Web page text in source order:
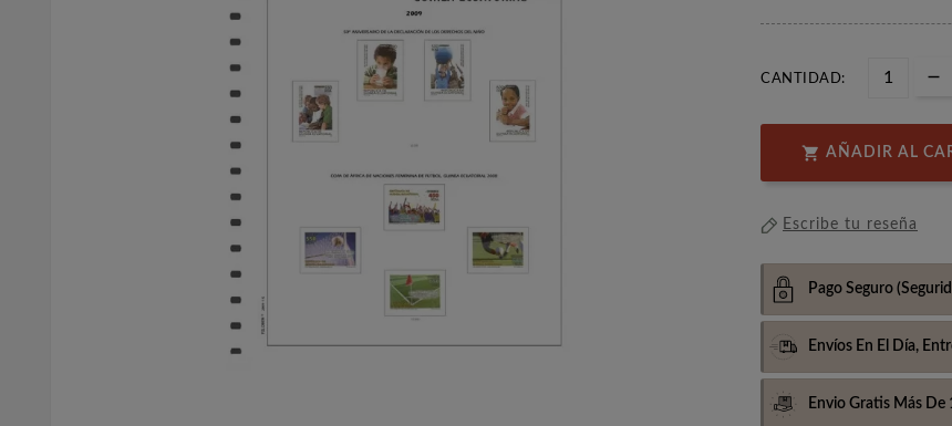
CANTIDAD:
 AÑADIR AL
Escribe tu reseña
Pago Seguro
Envíos En El Día,
Envio Gratis Más De